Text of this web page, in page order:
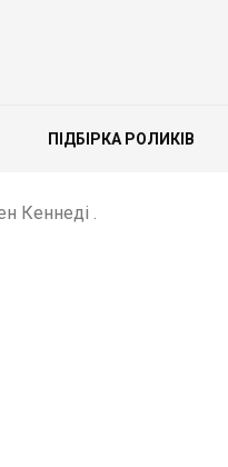
ПІДБІРКА РОЛИКІВ
Кеннеді .